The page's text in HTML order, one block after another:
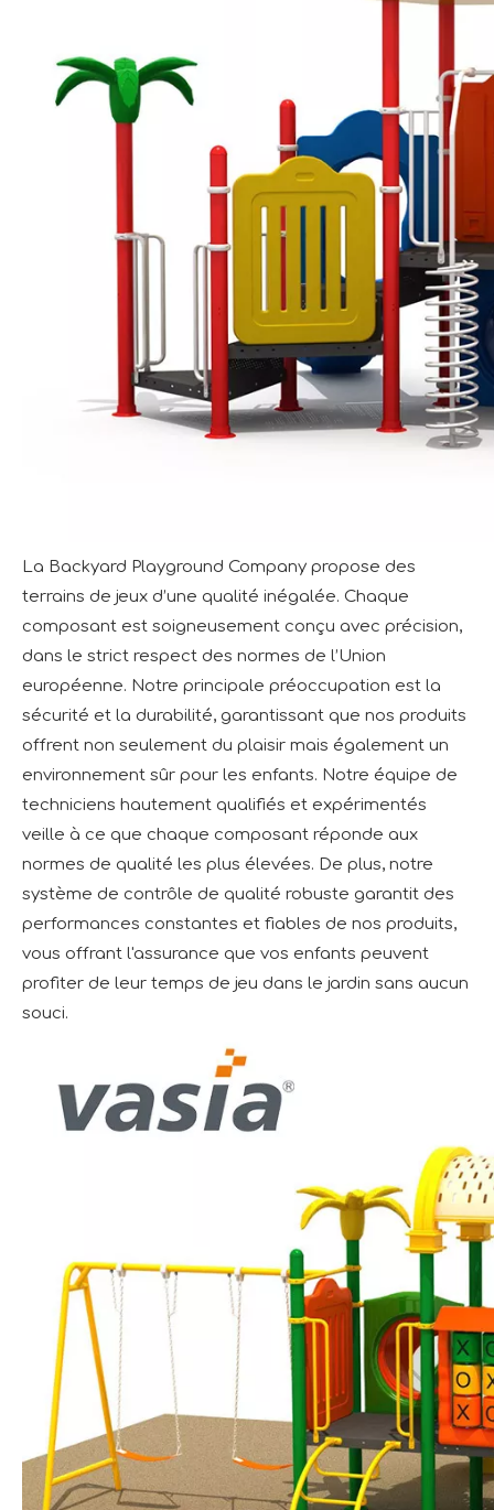
La Backyard Playground Company propose des
terrains de jeux d’une qualité inégalée. Chaque
composant est soigneusement conçu avec précision,
dans le strict respect des normes de l’Union
européenne. Notre principale préoccupation est la
sécurité et la durabilité, garantissant que nos produits
offrent non seulement du plaisir mais également un
environnement sûr pour les enfants. Notre équipe de
techniciens hautement qualifiés et expérimentés
veille à ce que chaque composant réponde aux
normes de qualité les plus élevées. De plus, notre
système de contrôle de qualité robuste garantit des
performances constantes et fiables de nos produits,
vous offrant l'assurance que vos enfants peuvent
profiter de leur temps de jeu dans le jardin sans aucun
souci.